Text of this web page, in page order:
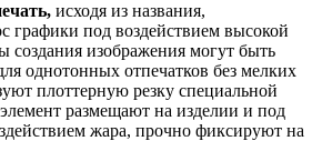
исходя из названия,
графики под воздействием высокой
создания изображения могут быть
однотонных отпечатков без мелких
плоттерную резку специальной
размещают на изделии и под
жара, прочно фиксируют на